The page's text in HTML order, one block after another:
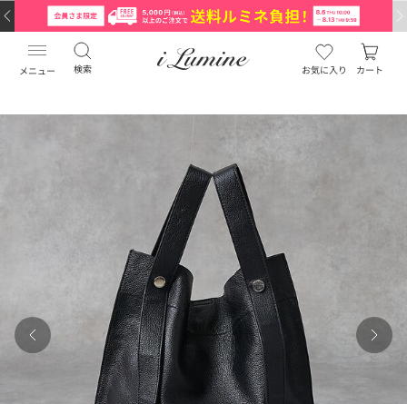
メニュー 検索 お気に入り カート